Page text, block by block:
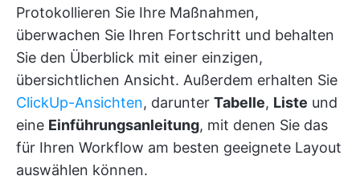
Protokollieren Sie Ihre Maßnahmen,
überwachen Sie Ihren Fortschritt und behalten
Sie den Überblick mit einer einzigen,
übersichtlichen Ansicht. Außerdem erhalten Sie
ClickUp-Ansichten, darunter Tabelle, Liste und
eine Einführungsanleitung, mit denen Sie das
für Ihren Workflow am besten geeignete Layout
auswählen können.